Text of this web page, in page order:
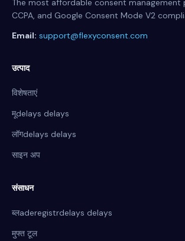
The most affordable consent management
CCPA, and Google Consent Mode V2
Email: support@flexyconsent.com
उत्पाद
विशेषताएं
मूdelays delays
लॉगdelays delays
साइन अप
संसाधन
ब्लaderegistrdelays delays
मुफ्त टूल